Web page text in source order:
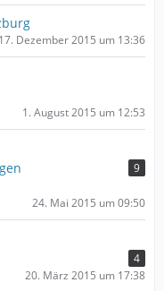
17. Dezember 2015 um 13:36
1. August 2015 um 12:53
9
24. Mai 2015 um 09:50
4
20. März 2015 um 17:38